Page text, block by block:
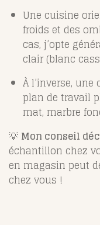
Une cuisine
froids et des
cas, j’opte
clair (blanc
À l’inverse,
plan de travail
mat, marbre
💡 Mon conseil
échantillon chez
en magasin peut
chez vous !